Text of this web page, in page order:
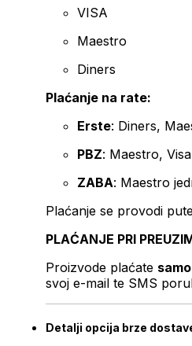
VISA
Maestro
Diners
Plaćanje na rate:
Erste: Diners,
PBZ: Maestro,
ZABA: Maestro
Plaćanje se provodi
PLAĆANJE PRI
Proizvode plaćate
svoj e-mail te SMS
Detalji opcija brze